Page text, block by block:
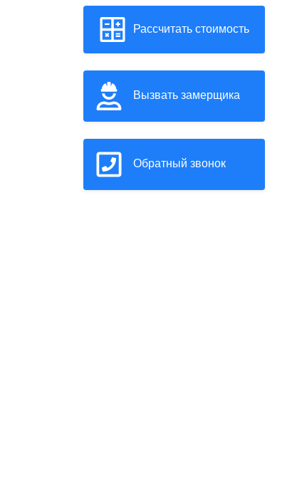
Рассчитать стоимость
Вызвать замерщика
Обратный звонок